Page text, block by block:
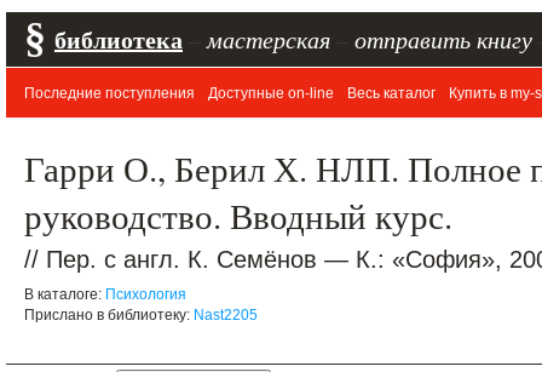
§ библиотека мастерская отправить книгу
Последние поступления Доступные on-line Весь каталог Купить в my-
Гарри О., Берил Х. НЛП. Полное
руководство. Вводный курс.
// Пер. с англ. К. Семёнов — К.: «София»,
В каталоге: Психология
Прислано в библиотеку: Nast2205